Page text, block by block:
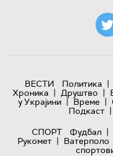
ВЕСТИ Политика |
Хроника | Друштво |
у Украјини | Време |
Подкаст |
СПОРТ
Фудбал |
Рукомет | Ватерполо